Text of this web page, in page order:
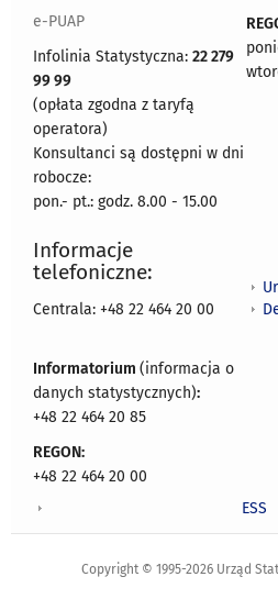
e-PUAP
Infolinia Statystyczna: 22 279
99 99
(opłata zgodna z taryfą
operatora)
Konsultanci są dostępni w dni
robocze:
pon.- pt.: godz. 8.00 - 15.00
Informacje
telefoniczne:
Centrala: +48 22 464 20 00
Informatorium (informacja o
danych statystycznych):
+48 22 464 20 85
REGON:
+48 22 464 20 00
ESS
Copyright © 1995-2026 Urząd